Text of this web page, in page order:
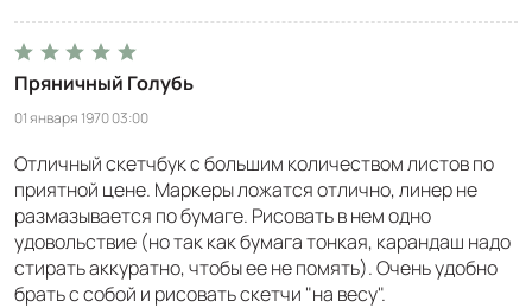
Пряничный Голубь
01 января 1970 03:00
Отличный скетчбук с большим количеством листов по
приятной цене. Маркеры ложатся отлично, линер не
размазывается по бумаге. Рисовать в нем одно
удовольствие (но так как бумага тонкая, карандаш надо
стирать аккуратно, чтобы ее не помять). Очень удобно
брать с собой и рисовать скетчи "на весу".